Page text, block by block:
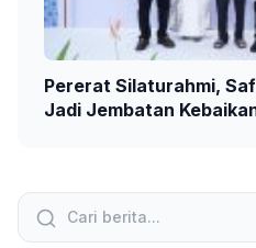
Pererat Silaturahmi,
Jadi Jembatan